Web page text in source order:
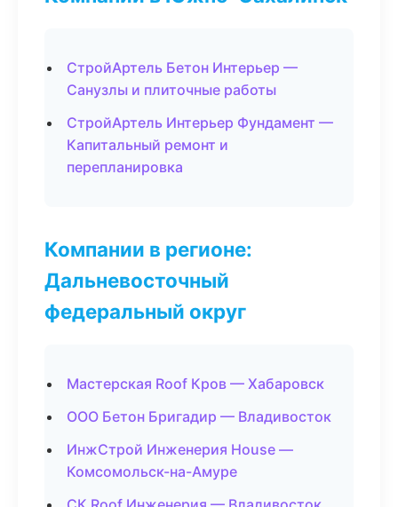
СтройАртель Бетон Интерьер —
Санузлы и плиточные работы
СтройАртель Интерьер Фундамент —
Капитальный ремонт и
перепланировка
Компании в регионе:
Дальневосточный
федеральный округ
Мастерская Roof Кров — Хабаровск
ООО Бетон Бригадир — Владивосток
ИнжСтрой Инженерия House —
Комсомольск-на-Амуре